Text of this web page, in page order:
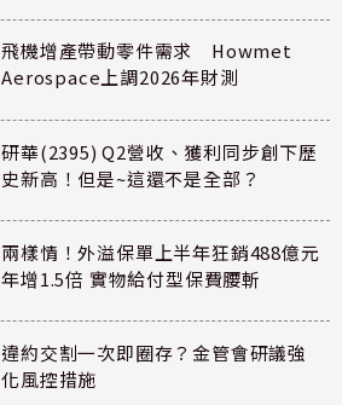
飛機增產帶動零件需求 Howmet
Aerospace上調2026年財測
研華(2395) Q2營收、獲利同步創下歷
史新高！但是~這還不是全部？
兩樣情！外溢保單上半年狂銷488億元
年增1.5倍 實物給付型保費腰斬
違約交割一次即圈存？金管會研議強
化風控措施